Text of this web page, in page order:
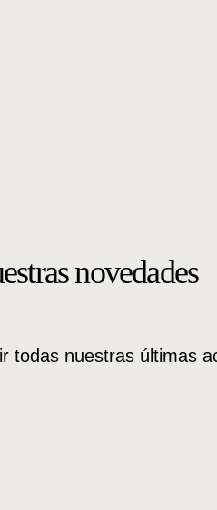
novedades
todas nuestras últimas